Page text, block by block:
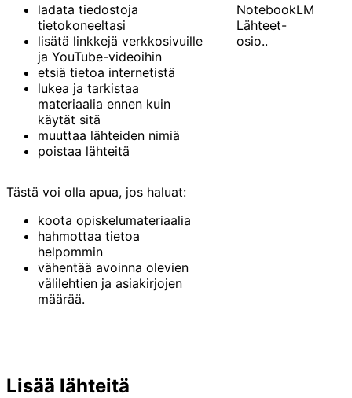
ladata tiedostoja
tietokoneeltasi
lisätä linkkejä verkkosivuille
ja YouTube-videoihin
etsiä tietoa internetistä
lukea ja tarkistaa
materiaalia ennen kuin
käytät sitä
muuttaa lähteiden nimiä
poistaa lähteitä
Tästä voi olla apua, jos haluat:
koota opiskelumateriaalia
hahmottaa tietoa
helpommin
vähentää avoinna olevien
välilehtien ja asiakirjojen
määrää.
NotebookLM
Lähteet-
osio..
Lisää lähteitä